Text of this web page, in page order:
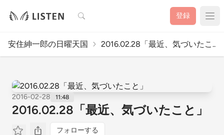
検索 登録
安住紳一郎の日曜天国 2016.02.28「最近、気づいたこ..
2016-02-28 11:48
2016.02.28「最近、気づいたこと」
フォローする